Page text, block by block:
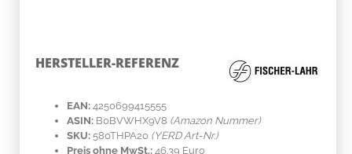
HERSTELLER-REFERENZ
EAN: 4250699415555
ASIN: B0BVWHX9V8 (Amazon Nummer)
SKU: 580THPA20 (YERD Art-Nr.)
Preis ohne MwSt.: 46.39 Euro